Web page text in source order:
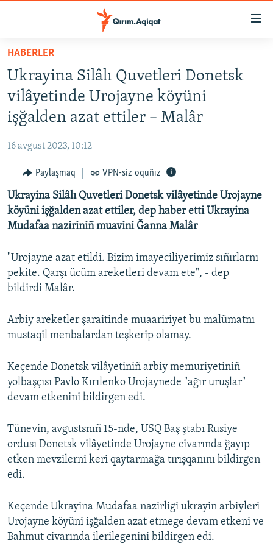
Esas
qaytmaq
Baş
navigatsiyağa
qaytmaq
Qıdıruvğa
qaytmaq
HABERLER
SİYASET
İQTİSADİYAT
MEDENİYET
İNSAN AQLARI
VİDEO
SÜRET
FİKİR
Русский
Українською
RFE/RS bütün saytları
HABERLER
Ukrayina Silâlı Quvetleri Donetsk
vilâyetinde Urojayne köyüni
işğalden azat ettiler – Malâr
16 avgust 2023, 10:12
Paylaşmaq VPN-siz oquñız
Ukrayina Silâlı Quvetleri Donetsk vilâyetinde Urojayne
köyüni işğalden azat ettiler, dep haber etti Ukrayina
Mudafaa naziriniñ muavini Ğanna Malâr
"Urojayne azat etildi. Bizim imayeciliyerimiz sıñırlarnı
pekite. Qarşı ücüm areketleri devam ete", - dep
bildirdi Malâr.
Arbiy areketler şaraitinde muaaririyet bu malümatnı
mustaqil menbalardan teşkerip olamay.
Keçende Donetsk vilâyetiniñ arbiy memuriyetiniñ
yolbaşçısı Pavlo Kırılenko Urojaynede "ağır uruşlar"
devam etkenini bildirgen edi.
Tünevin, avgustsnıñ 15-nde, USQ Baş ştabı Rusiye
ordusı Donetsk vilâyetinde Urojayne civarında ğayıp
etken mevzilerni keri qaytarmağa tırışqanını bildirgen
edi.
Keçende Ukrayina Mudafaa nazirligi ukrayin arbiyleri
Urojayne köyüni işğalden azat etmege devam etkeni ve
Bahmut civarında ilerilegenini bildirgen edi.